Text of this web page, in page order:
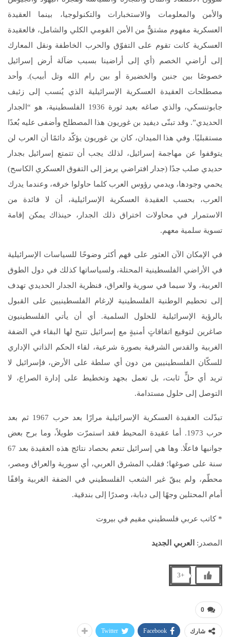
والأمن والمعلومات والاستخبارات والتكنولوجيا، بينما العقيدة
العسكرية مفهوم مشتقٌّ من الأمن القومي الكلي والشامل، فالعقيدة
العسكرية كانت تقوم على التفوّق والحرب الخاطفة ونقل المعارك
إلى أراضي الخصم (أي إلى أراضينا بسبب ضآلة أرض إسرائيل
خصوصًا بين جنين والخضيرة أو بين رام الله وتل أبيب). وأحد
مصطلحات العقيدة العسكرية الإسرائيلية الذي يُنسب إلى زئيف
جابوتنسكي، والذي صاغه بعيد ثورة 1936 الفلسطينية، هو “الجدار
الحديدي”. وقد تبنّى ديفيد بن غوريون هذا المصطلح وأضفى عليه بُعدًا
مستقبليًا. وفي هذا الميدان، كان بن غوريون يؤكّد دائمًا أن العرب لن
يتوقفوا عن مهاجمة إسرائيل، لذلك يجب أن تتمتع إسرائيل بجدار
حديدي صلب جدًا (جدار افتراضي يرمز إلى التفوق العسكري الكاسح)
يحمي وجودها، ويدمي رؤوس العرب كلما حاولوا خرقه، وعندما يدرك
العرب، بحسب العقيدة العسكرية الإسرائيلية، أن لا فائدة من
الاستمرار في محاولات اختراق ذلك الجدار، حينذاك يمكن إقامة
تسوية سلمية معهم.
في الإمكان الآن العثور على فهم أكثر وضوحًا للسياسات الإسرائيلية
في الأراضي الفلسطينية المحتلة، ولسياساتها كذلك في دول الطوق
العربية، ولا سيما في سورية والعراق، فنظرية الجدار الحديدي تهدف
إلى تحطيم الوطنية الفلسطينية لإرغام الفلسطينيين على القبول
بالرؤية الإسرائيلية للحلول السلمية. أي أن يأتي الفلسطينيون
صاغرين لتوقيع اتفاقاتٍ أمنيةٍ مع إسرائيل تتيح لها البقاء في الضفة
الغربية والقدس الشرقية بصورة شرعية، لقاء الحكم الذاتي الإداري
للسكّان الفلسطينيين من دون أي سلطة على الأرض، فإسرائيل لا
تريد أي حلٍّ ثابت، بل تعمل بجهد وتخطيط على إدارة الصراع، لا
التوصل إلى حلول مستدامة.
تبدّلت العقيدة العسكرية الإسرائيلية مرارًا بعد حرب 1967 ثم بعد
حرب 1973. أما عقيدة المحيط فقد استمرّت طويلاً، وما برح بعض
جوانبها فاعلًا. وها هي إسرائيل تنعم بحصاد نتائج هذه العقيدة بعد 67
سنة على صوغها؛ فقلب المشرق العربي، أي سورية والعراق ومصر،
محطّم، ولم يبقّ غير الشعب الفلسطيني في الضفة الغربية واقفًا
أمام المحتلين وجهًا إلى دبابة، وصدرًا إلى بندقية.
* كاتب عربي فلسطيني مقيم في بيروت
المصدر: العربي الجديد
+3
0
شارك Facebook
Twitter